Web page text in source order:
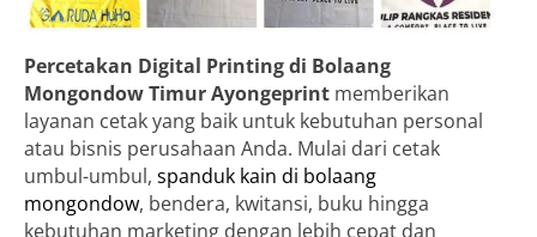
Percetakan Digital Printing di Bolaang
Mongondow TimurAyongeprint memberikan
layanan cetak yang baik untuk kebutuhan personal
atau bisnis perusahaan Anda. Mulai dari cetak
umbul-umbul, spanduk kain di bolaang
mongondow, bendera, kwitansi, buku hingga
kebutuhan marketing dengan lebih cepat dan